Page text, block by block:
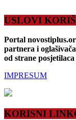
USLOVI
Portal
partnera i
od strane
IMPRESUM
KORISNI